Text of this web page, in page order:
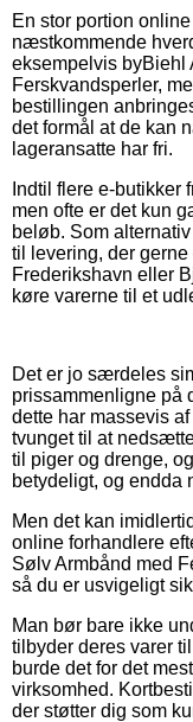
En stor portion
næstkommende
eksempelvis byBiehl
Ferskvandsperler,
bestillingen
det formål at de kan
lageransatte har fri.
Indtil flere e-butikker
men ofte er det kun
beløb. Som
til levering, der
Frederikshavn eller
køre varerne til et
Det er jo særdeles
prissammenligne på
dette har massevis
tvunget til at
til piger og drenge,
betydeligt, og endda
Men det kan
online forhandlere
Sølv Armbånd med
så du er usvigeligt
Man bør bare ikke
tilbyder deres varer
burde det for det
virksomhed.
der støtter dig som